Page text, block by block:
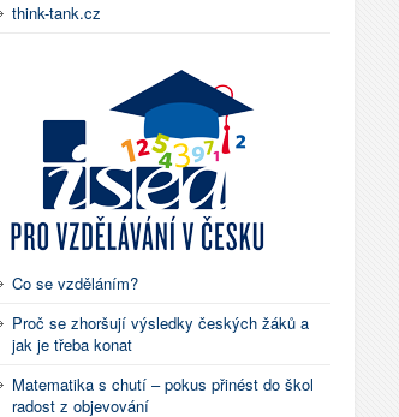
think-tank.cz
Co se vzděláním?
Proč se zhoršují výsledky českých žáků a
jak je třeba konat
Matematika s chutí – pokus přinést do škol
radost z objevování